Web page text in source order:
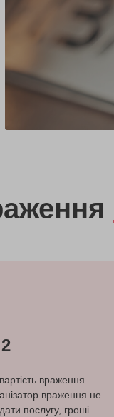
враження.
враження не
послугу, гроші